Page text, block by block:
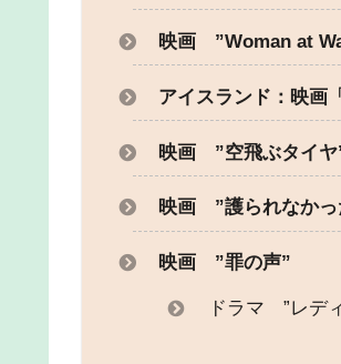
映画 ”Woman at
アイスランド：映画
映画 ”空飛ぶタイヤ
映画 ”護られなかっ
映画 ”罪の声”
ドラマ ”レデ